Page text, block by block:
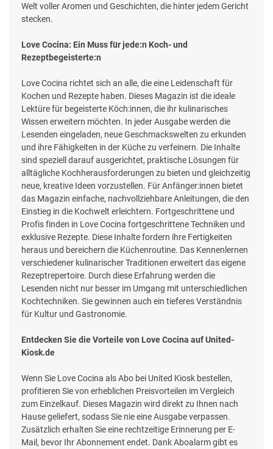
Welt voller Aromen und Geschichten, die hinter jedem Gericht
stecken.
Love Cocina: Ein Muss für jede:n Koch- und
Rezeptbegeisterte:n
Love Cocina richtet sich an alle, die eine Leidenschaft für
Kochen und Rezepte haben. Dieses Magazin ist die ideale
Lektüre für begeisterte Köch:innen, die ihr kulinarisches
Wissen erweitern möchten. In jeder Ausgabe werden die
Lesenden eingeladen, neue Geschmackswelten zu erkunden
und ihre Fähigkeiten in der Küche zu verfeinern. Die Inhalte
sind speziell darauf ausgerichtet, praktische Lösungen für
alltägliche Kochherausforderungen zu bieten und gleichzeitig
neue, kreative Ideen vorzustellen. Für Anfänger:innen bietet
das Magazin einfache, nachvollziehbare Anleitungen, die den
Einstieg in die Kochwelt erleichtern. Fortgeschrittene und
Profis finden in Love Cocina fortgeschrittene Techniken und
exklusive Rezepte. Diese Inhalte fordern ihre Fertigkeiten
heraus und bereichern die Küchenroutine. Das Kennenlernen
verschiedener kulinarischer Traditionen erweitert das eigene
Rezeptrepertoire. Durch diese Erfahrung werden die
Lesenden nicht nur besser im Umgang mit unterschiedlichen
Kochtechniken. Sie gewinnen auch ein tieferes Verständnis
für Kultur und Gastronomie.
Entdecken Sie die Vorteile von Love Cocina auf United-
Kiosk.de
Wenn Sie Love Cocina als Abo bei United Kiosk bestellen,
profitieren Sie von erheblichen Preisvorteilen im Vergleich
zum Einzelkauf. Dieses Magazin wird direkt zu Ihnen nach
Hause geliefert, sodass Sie nie eine Ausgabe verpassen.
Zusätzlich erhalten Sie eine rechtzeitige Erinnerung per E-
Mail, bevor Ihr Abonnement endet. Dank Aboalarm gibt es